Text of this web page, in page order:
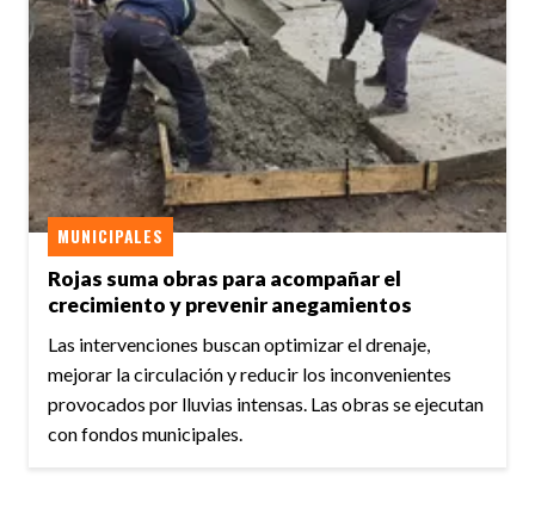
Rojas suma obras para acompañar el
crecimiento y prevenir anegamientos
MUNICIPALES
Las intervenciones buscan optimizar el drenaje,
mejorar la circulación y reducir los inconvenientes
provocados por lluvias intensas. Las obras se ejecutan
con fondos municipales.